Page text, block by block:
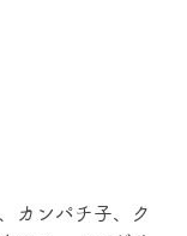
カンパチ子、ク